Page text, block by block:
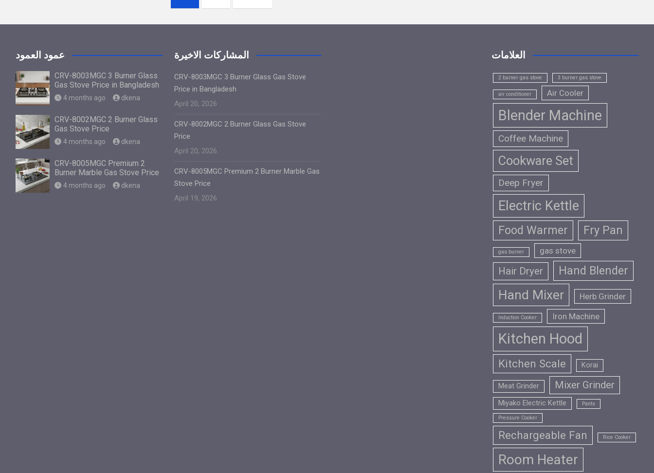
عمود العمود
CRV-8003MGC 3 Burner Glass
Gas Stove Price in Bangladesh
4 months ago dkena
CRV-8002MGC 2 Burner Glass
Gas Stove Price
4 months ago dkena
CRV-8005MGC Premium 2
Burner Marble Gas Stove Price
4 months ago dkena
المشاركات الاخيرة
CRV-8003MGC 3 Burner Glass Gas Stove
Price in Bangladesh
April 20, 2026
CRV-8002MGC 2 Burner Glass Gas Stove
Price
April 20, 2026
CRV-8005MGC Premium 2 Burner Marble Gas
Stove Price
April 19, 2026
العلامات
2 burner gas stove 3 burner gas stove
air conditioner Air Cooler
Blender Machine
Coffee Machine
Cookware Set
Deep Fryer
Electric Kettle
Food Warmer Fry Pan
gas burner gas stove
Hair Dryer Hand Blender
Hand Mixer Herb Grinder
Induction Cooker Iron Machine
Kitchen Hood
Kitchen Scale Korai
Meat Grinder Mixer Grinder
Miyako Electric Kettle Pants
Pressure Cooker
Rechargeable Fan Rice Cooker
Room Heater